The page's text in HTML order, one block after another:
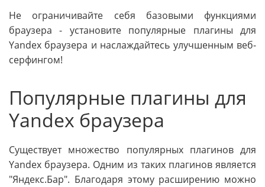
Не ограничивайте себя базовыми функциями
браузера - установите популярные плагины для
Yandex браузера и наслаждайтесь улучшенным веб-
серфингом!
Популярные плагины для
Yandex браузера
Существует множество популярных плагинов для
Yandex браузера. Одним из таких плагинов является
"Яндекс.Бар". Благодаря этому расширению можно